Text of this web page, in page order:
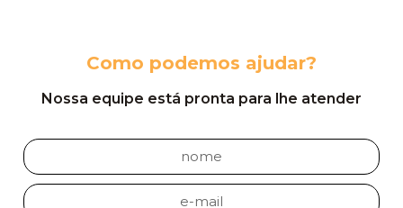
Como podemos ajudar?
Nossa equipe está pronta para lhe atender